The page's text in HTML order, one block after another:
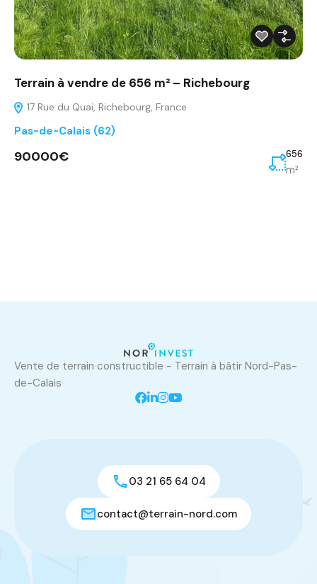
Terrain à vendre de 656 m² – Richebourg
17 Rue du Quai, Richebourg, France
Pas-de-Calais (62)
90000€ 656
m²
Vente de terrain constructible - Terrain à bâtir Nord-Pas-
de-Calais
03 21 65 64 04
contact@terrain-nord.com